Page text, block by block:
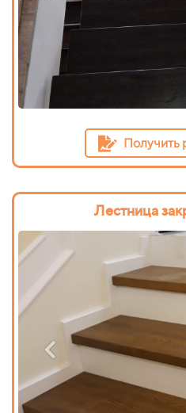
Получить
Лестница